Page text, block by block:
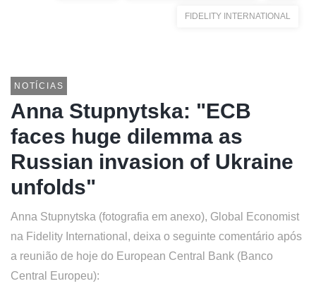
FIDELITY INTERNATIONAL
NOTÍCIAS
Anna Stupnytska: "ECB
faces huge dilemma as
Russian invasion of Ukraine
unfolds"
Anna Stupnytska (fotografia em anexo), Global Economist
na Fidelity International, deixa o seguinte comentário após
a reunião de hoje do European Central Bank (Banco
Central Europeu):